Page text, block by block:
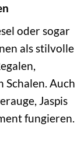
oder sogar
als stilvolle
Schalen. Auch
Jaspis
fungieren.